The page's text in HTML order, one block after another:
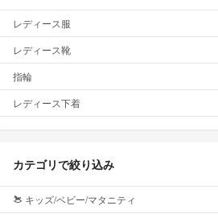
レディース服
レディース靴
指輪
レディース下着
カテゴリで絞り込み
キッズ/ベビー/マタニティ